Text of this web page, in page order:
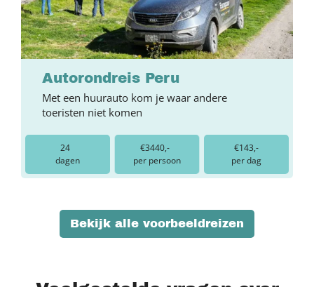
Autorondreis Peru
Met een huurauto kom je waar andere
toeristen niet komen
24
dagen
€3440,-
per persoon
€143,-
per dag
Bekijk alle voorbeeldreizen